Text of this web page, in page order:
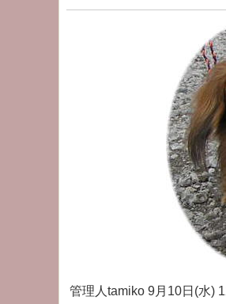
管理人tamiko 9月10日(水)